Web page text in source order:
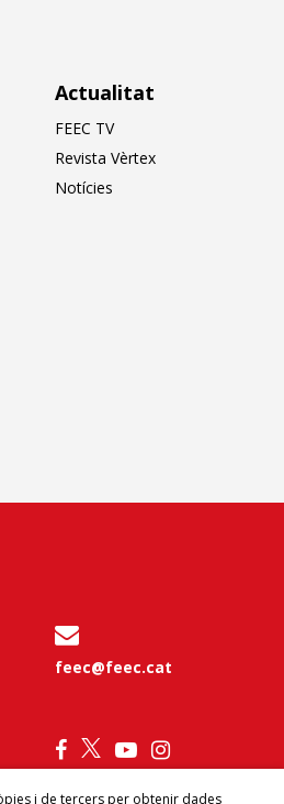
Actualitat
FEEC TV
Revista Vèrtex
Notícies
feec@feec.cat
i de tercers per obtenir dades